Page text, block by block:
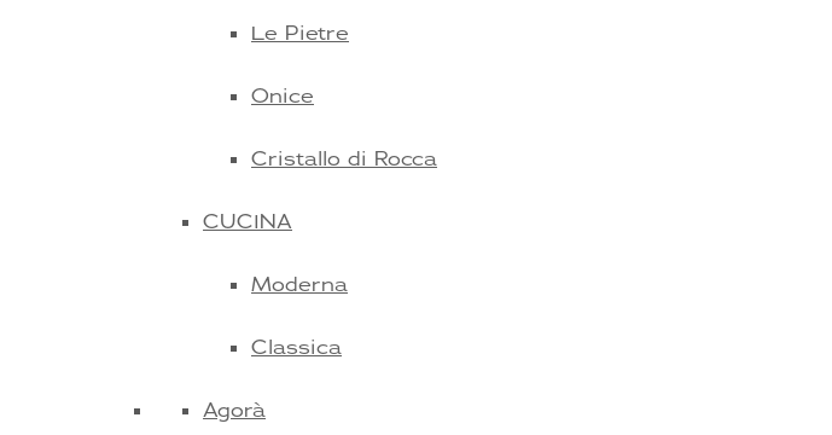
Le Pietre
Onice
Cristallo di Rocca
CUCINA
Moderna
Classica
Agorà